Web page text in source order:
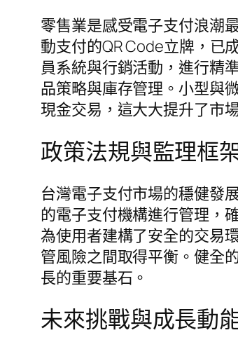
零售業是感受電子支付浪潮
動支付的QR Code立牌，已
員系統與行銷活動，進行精
品策略與庫存管理。小型與
現金交易，這大大提升了市
政策法規與監理框
台灣電子支付市場的穩健發
的電子支付機構進行管理，
為使用者建構了安全的交易
管風險之間取得平衡。健全
長的重要基石。
未來挑戰與成長動